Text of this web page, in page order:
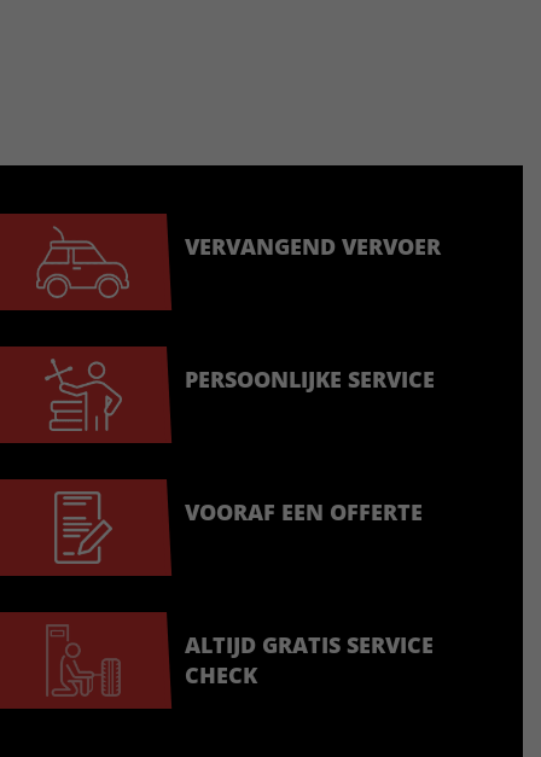
VERVANGEND VERVOER
PERSOONLIJKE SERVICE
VOORAF EEN OFFERTE
ALTIJD GRATIS SERVICE
CHECK